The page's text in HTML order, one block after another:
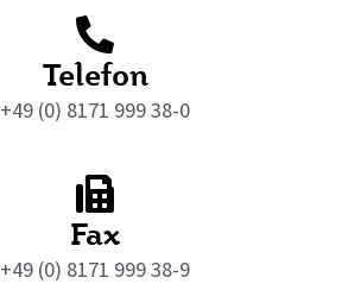
Telefon
+49 (0) 8171 999 38-0
Fax
+49 (0) 8171 999 38-9